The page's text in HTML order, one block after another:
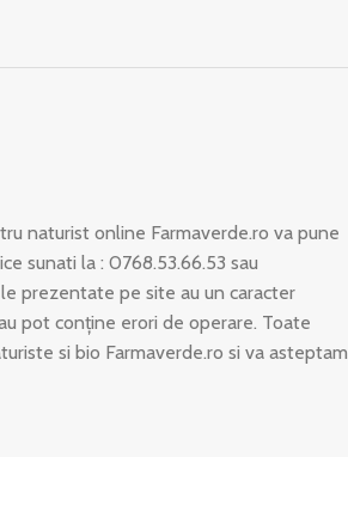
naturist online Farmaverde.ro va pune
sunati la : 0768.53.66.53 sau
prezentate pe site au un caracter
pot conține erori de operare. Toate
si bio Farmaverde.ro si va asteptam